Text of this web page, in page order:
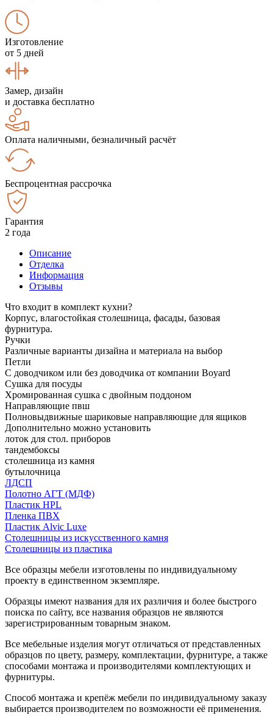
Изготовление
от 5 дней
Замер, дизайн
и доставка бесплатно
Оплата наличными, безналичный расчёт
Беспроцентная рассрочка
Гарантия
2 года
Описание
Отделка
Информация
Отзывы
Что входит в комплект кухни?
Корпус, влагостойкая столешница, фасады, базовая
фурнитура.
Ручки
Различные варианты дизайна и материала на выбор
Петли
С доводчиком или без доводчика от компании Boyard
Сушка для посуды
Хромированная сушка с двойным поддоном
Направляющие пвш
Полновыдвижные шариковые направляющие для ящиков
Дополнительно можно установить
лоток для стол. приборов
тандембоксы
столешница из камня
бутылочница
ЛДСП
Полотно АГТ (МДФ)
Пластик HPL
Пленка ПВХ
Пластик Alvic Luxe
Столешницы из искусственного камня
Столешницы из пластика
Все образцы мебели изготовлены по индивидуальному
проекту в единственном экземпляре.
Образцы имеют названия для их различия и более быстрого
поиска по сайту, все названия образцов не являются
зарегистрированным товарным знаком.
Все мебельные изделия могут отличаться от представленных
образцов по цвету, размеру, комплектации, фурнитуре, а также
способами монтажа и производителями комплектующих и
фурнитуры.
Способ монтажа и крепёж мебели по индивидуальному заказу
выбирается производителем по возможности её применения.